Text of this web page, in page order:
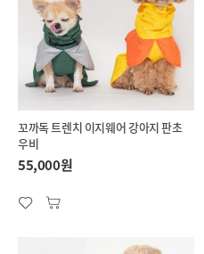
꼬까독 트렌치 이지웨어 강아지 판초
우비
55,000원